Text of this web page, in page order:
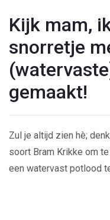
Kijk mam,
snorretje
gemaakt!
Zul je altijd zien hè;
soort Bram Krikke om
een watervast potlood